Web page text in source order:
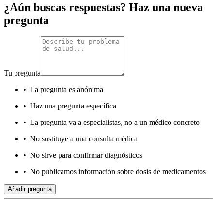
¿Aún buscas respuestas? Haz una nueva
pregunta
Tu pregunta
• La pregunta es anónima
• Haz una pregunta específica
• La pregunta va a especialistas, no a un médico concreto
• No sustituye a una consulta médica
• No sirve para confirmar diagnósticos
• No publicamos información sobre dosis de medicamentos
Añadir pregunta